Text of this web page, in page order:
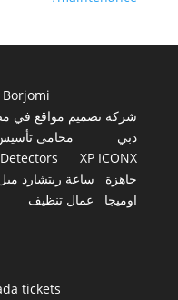
Borjomi
شركة تصميم مواقع في
دبي
محامى
Detectors
XP ICONX
جاهزة
ساعة ريتشارد
اوميجا
عمال تنظيف
tickets